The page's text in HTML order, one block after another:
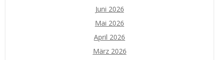
Juni 2026
Mai 2026
April 2026
März 2026